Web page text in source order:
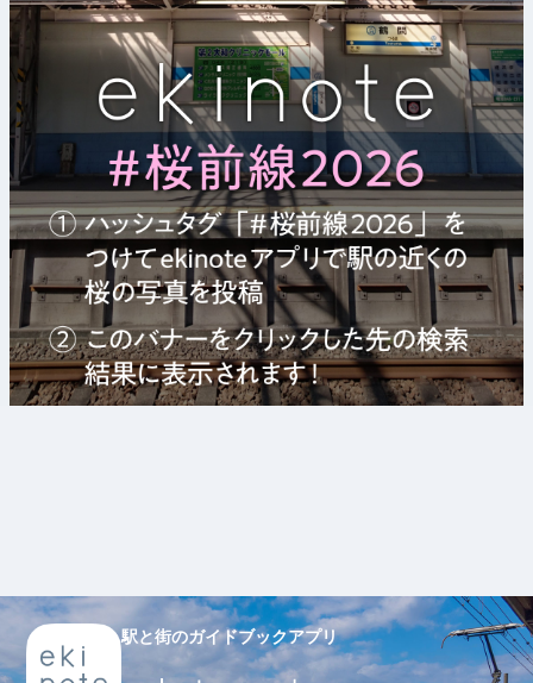
駅と街のガイドブックアプリ